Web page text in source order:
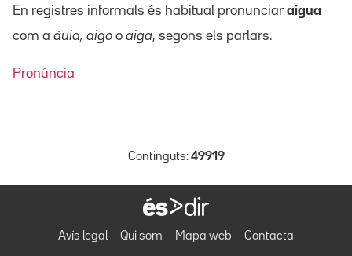
En registres informals és habitual pronunciar aigua
com a àuia, aigo o aiga, segons els parlars.
Pronúncia
Continguts: 49919
Avís legal Qui som Mapa web Contacta